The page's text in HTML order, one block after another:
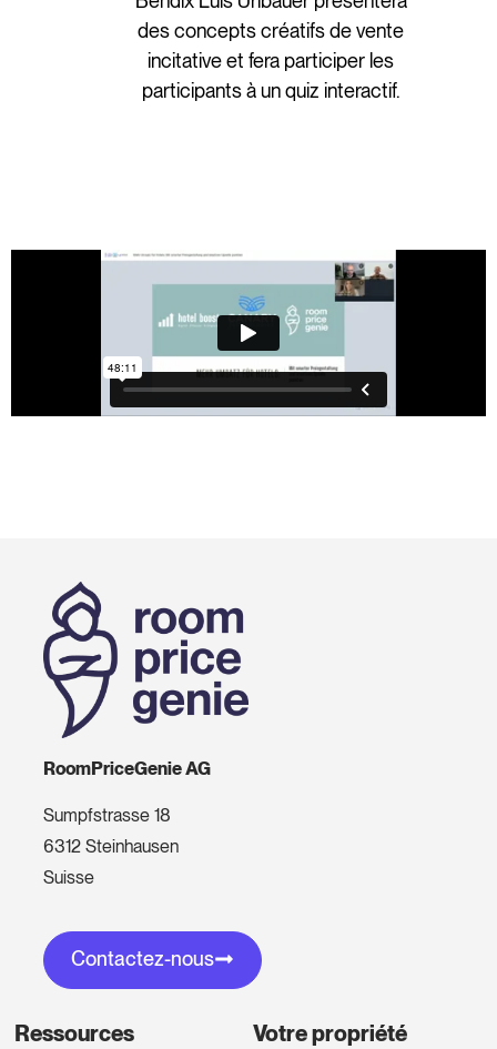
des concepts créatifs de vente
incitative et fera participer les
participants à un quiz interactif.
RoomPriceGenie AG
Sumpfstrasse 18
6312 Steinhausen
Suisse
Contactez-nous
Ressources Votre propriété